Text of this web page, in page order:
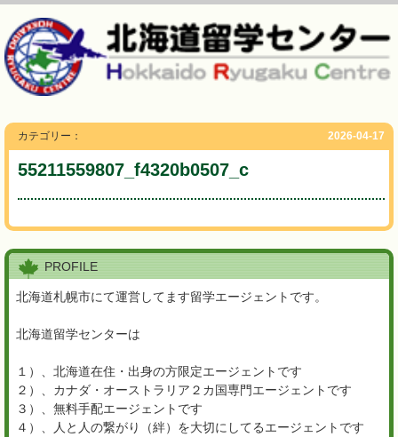
カテゴリー： 2026-04-17
55211559807_f4320b0507_c
PROFILE
北海道札幌市にて運営してます留学エージェントです。
北海道留学センターは
１）、北海道在住・出身の方限定エージェントです
２）、カナダ・オーストラリア２カ国専門エージェントです
３）、無料手配エージェントです
４）、人と人の繋がり（絆）を大切にしてるエージェントです